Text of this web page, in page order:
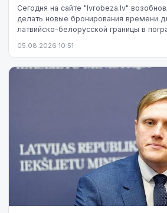
Сегодня на сайте "lvrobeza.lv"
делать новые бронирования времени
латвийско-белорусской границы в
05.08.2026 10:51